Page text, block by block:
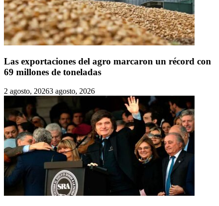
Las exportaciones del agro marcaron un récord con
69 millones de toneladas
2 agosto, 20263 agosto, 2026